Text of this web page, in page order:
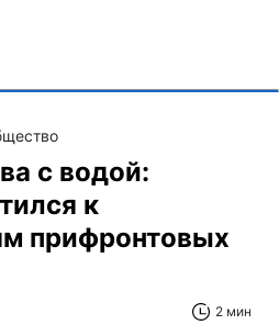
с водой:
к
прифронтовых
2 мин